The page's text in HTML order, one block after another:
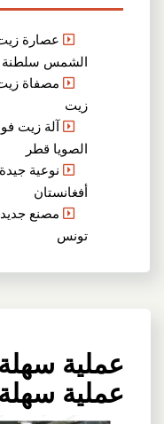
عصارة
الشمس سلطنة
مصفاة
زيت
آلة زيت
الصويا قطر
نوعية
أفغانستان
مصنع
تونس
عملية
عملية